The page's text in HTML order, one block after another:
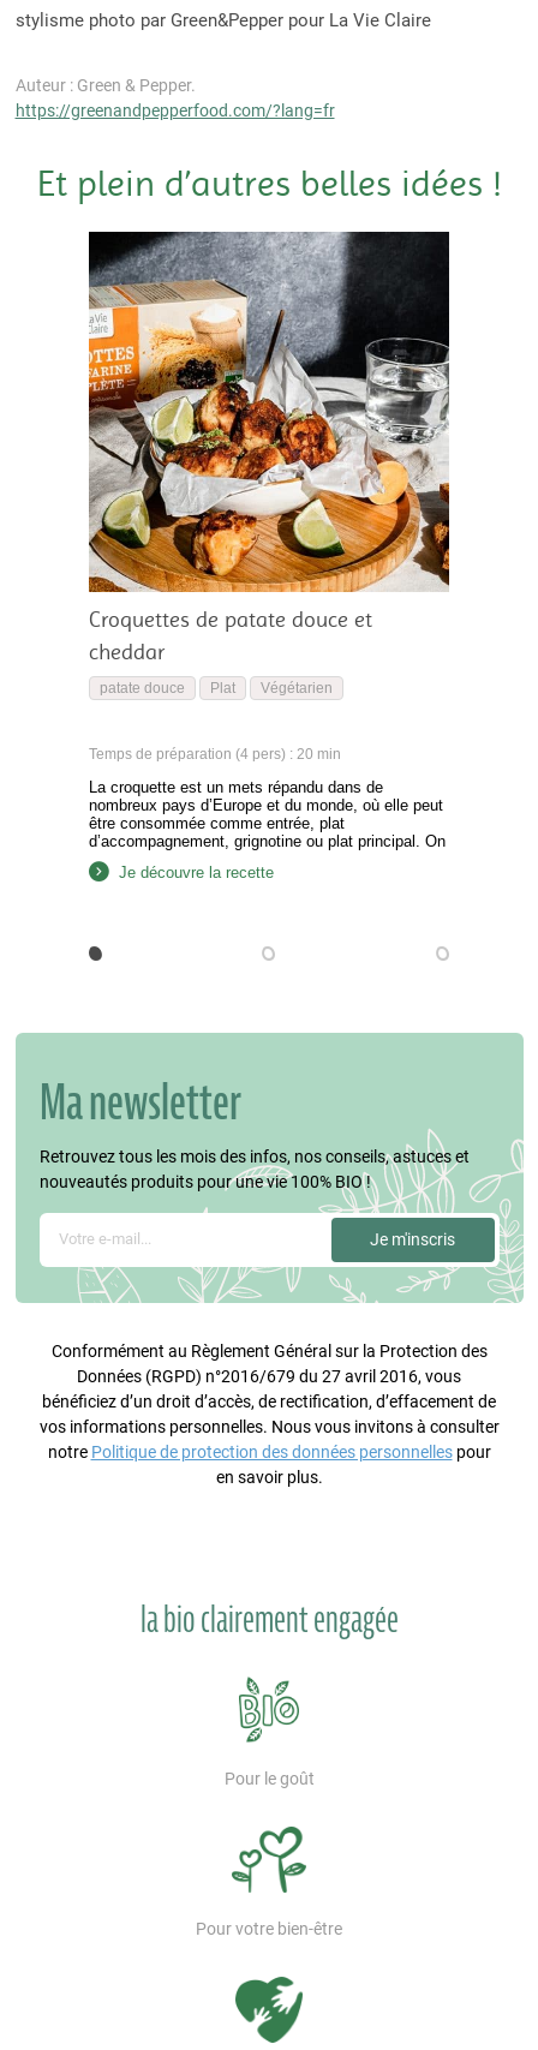
stylisme photo par Green&Pepper pour La Vie Claire
Auteur : Green & Pepper.
https://greenandpepperfood.com/?lang=fr
Et plein d’autres belles idées !
Croquettes de patate douce et
cheddar
patate douce Plat Végétarien
Temps de préparation (4 pers) : 20 min
La croquette est un mets répandu dans de
nombreux pays d’Europe et du monde, où elle peut
être consommée comme entrée, plat
d’accompagnement, grignotine ou plat principal. On
dit que la croquette a été introduite au Japon depuis
la France et a prospéré au Japon.
Je découvre la recette
Ma newsletter
Retrouvez tous les mois des infos, nos conseils, astuces et
nouveautés produits pour une vie 100% BIO !
Conformément au Règlement Général sur la Protection des
Données (RGPD) n°2016/679 du 27 avril 2016, vous
bénéficiez d’un droit d’accès, de rectification, d’effacement de
vos informations personnelles. Nous vous invitons à consulter
notre Politique de protection des données personnellespour
en savoir plus.
la bio clairement engagée
Pour le goût
Pour votre bien-être